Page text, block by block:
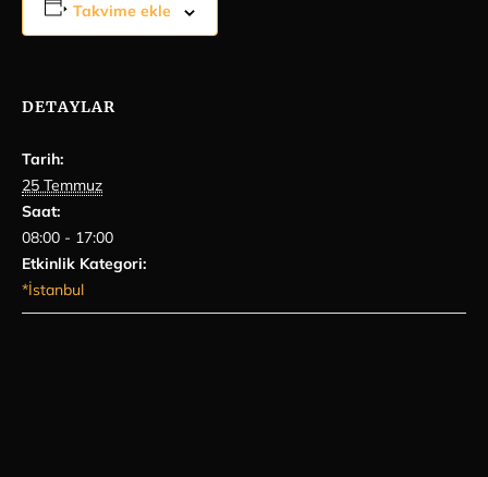
Takvime ekle
DETAYLAR
Tarih:
25 Temmuz
Saat:
08:00 - 17:00
Etkinlik Kategori:
*İstanbul